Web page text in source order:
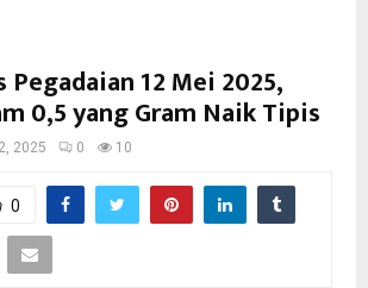
Pegadaian 12 Mei 2025,
0,5 yang Gram Naik Tipis
2025 0 10
0